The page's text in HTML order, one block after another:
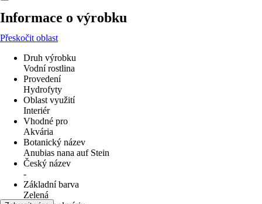
Informace o výrobku
Přeskočit oblast
Druh výrobku
Vodní rostlina
Provedení
Hydrofyty
Oblast využití
Interiér
Vhodné pro
Akvária
Botanický název
Anubias nana auf Stein
Český název
-
Základní barva
Zelená